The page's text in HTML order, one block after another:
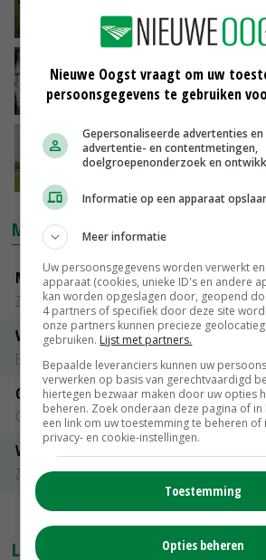
27-06-2024
13-06-2024
'Woningbouw kan
tegengaan'
MARKTPRIJZEN
Magere melkpoeder
Zuivel NL
Vleeskuikens 2001-2600 gr
Barneveld
Gerst
Groningen
Volle melkpoeder
Zuivel NL
MEER MARKTPRIJZEN
LAATSTE NIEUWS
Nieuwe Oogst vraagt om uw
persoonsgegevens te gebruiken
Gepersonaliseerde advertenties
advertentie- en contentmetingen,
doelgroepenonderzoek en
Informatie op een apparaat
Meer informatie
Uw persoonsgegevens worden verwerkt
apparaat (cookies, unieke ID's en andere
kan worden opgeslagen door, geopend
4 partners of specifiek door deze site
onze partners kunnen precieze
gebruiken. Lijst met partners.
Bepaalde leveranciers kunnen uw
verwerken op basis van gerechtvaardigd
hiertegen bezwaar maken door uw opties
beheren. Zoek onderaan deze pagina of
een link om uw toestemming te beheren of
privacy- en cookie-instellingen.
Toestemming
Opties beheren